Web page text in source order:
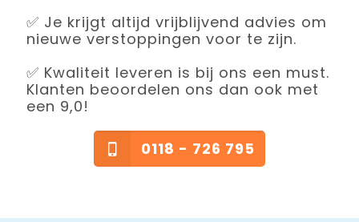
✅ Je krijgt altijd vrijblijvend advies om
nieuwe verstoppingen voor te zijn.
✅ Kwaliteit leveren is bij ons een must.
Klanten beoordelen ons dan ook met
een 9,0!
0118 - 726 795